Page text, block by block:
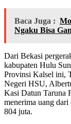
Baca Juga :
Ngaku Bisa
Dari Bekasi
kabupaten Hulu
Provinsi Kalsel ini,
Negeri HSU,
Kasi Datun Taruna
menerima uang
804 juta.